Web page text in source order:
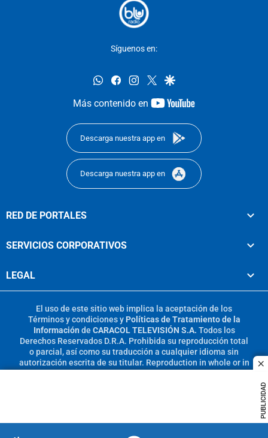
PUBLICIDAD
Síguenos en:
whatsappfacebookinstagram
twittergoogle
Más contenido en
youtube-
Descarga nuestra app en
Descarga nuestra app en
RED DE PORTALES
SERVICIOS CORPORATIVOS
LEGAL
El uso de este sitio web implica la aceptación de los
Términos y condicionesy Políticas de Tratamiento de la
Información de CARACOL TELEVISIÓN S.A. Todos los
Derechos Reservados D.R.A. Prohibida su reproducción total
o parcial, así como su traducción a cualquier idioma sin
autorización escrita de su titular. Reproduction in whole or in